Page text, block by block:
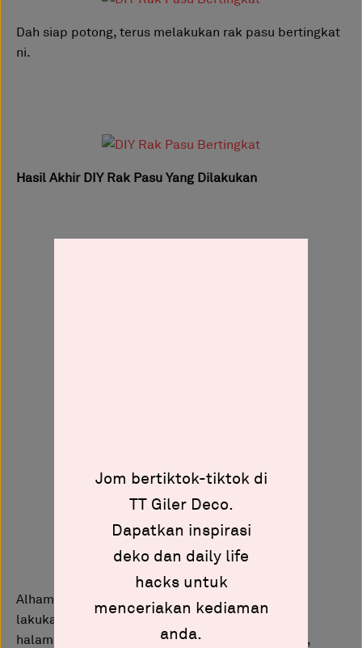
Dah siap potong, terus melakukan rak pasu bertingkat
ni.
Hasil Akhir DIY Rak Pasu Yang Dilakukan
Alhamdulillah. Inilah dia hasil akhir diy yang saya
lakukan. Jadi, bolehlah nak bertanam pokok di
halaman luar rumah sambil menghirup kopi. Jadi,
Jom bertiktok-tiktok di
TT Giler Deco.
Dapatkan inspirasi
deko dan daily life
hacks untuk
menceriakan kediaman
anda.